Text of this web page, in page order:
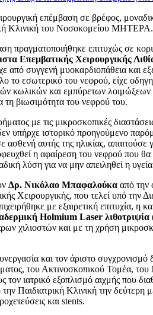
επέμβαση σε βρέφος,
Κλινική του Νοσοκομείου ΜΗΤΕΡΑ.
πραγματοποιήθηκε επιτυχώς σε
Επεμβατικής Χειρουργικής
από συγγενή μυοκαρδιοπάθεια και
το εσωτερικό του νεφρού, είχε
κωλικών και εμπύρετων λοιμώξεων
τη βιωσιμότητα του νεφρού του.
με τις μικροσκοπικές
υπήρχε ιστορικό προηγούμενο
αυτής της ηλικίας, απαιτούσε
η αφαίρεση του νεφρού που
λύση για να μην απειληθεί η
Δρ. Νικόλαο Μπαφαλούκα από την
Χειρουργικής, που τελεί υπό την
με εξαιρετική επιτυχία, η
Holmium Laser
χιλιοστών και με τη χρήση
και τον άριστο συγχρονισμό
του Ακτινοσκοπικού Τομέα,
τον ιατρικό εξοπλισμό αιχμής που
Παιδιατρική Κλινική την δεύτερη
και stents.